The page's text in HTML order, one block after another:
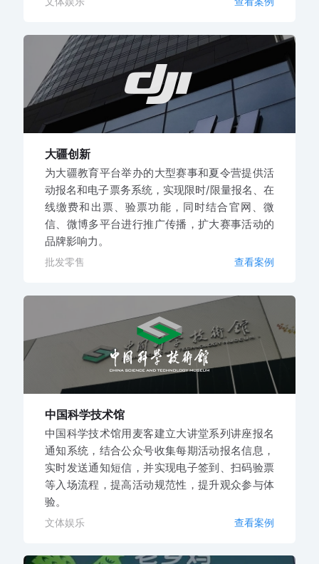
大疆创新
为大疆教育平台举办的大型赛事和夏令营提供活
动报名和电子票务系统，实现限时/限量报名、在
线缴费和出票、验票功能，同时结合官网、微
信、微博多平台进行推广传播，扩大赛事活动的
品牌影响力。
批发零售 查看案例
中国科学技术馆
中国科学技术馆用麦客建立大讲堂系列讲座报名
通知系统，结合公众号收集每期活动报名信息，
实时发送通知短信，并实现电子签到、扫码验票
等入场流程，提高活动规范性，提升观众参与体
验。
文体娱乐 查看案例